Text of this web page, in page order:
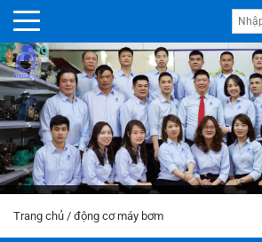
Trang chủ / động cơ máy bơm